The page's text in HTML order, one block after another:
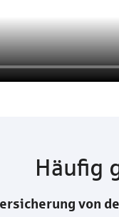
Häufig
von